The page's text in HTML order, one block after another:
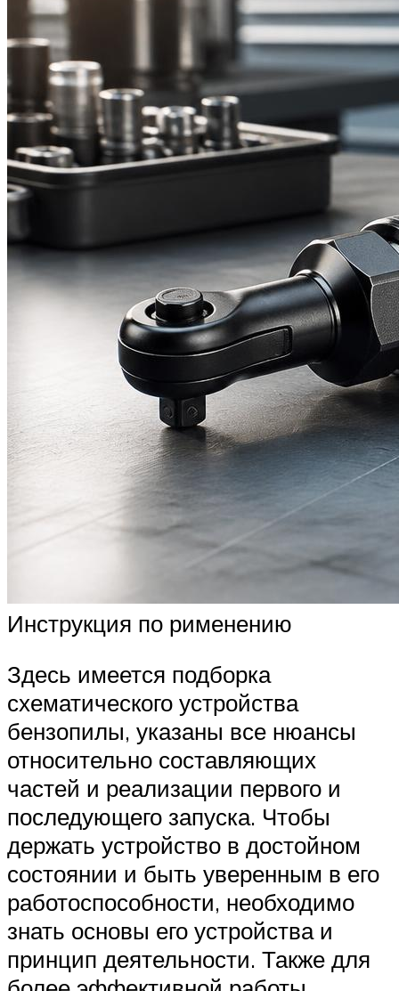
Инструкция по рименению
Здесь имеется подборка
схематического устройства
бензопилы, указаны все нюансы
относительно составляющих
частей и реализации первого и
последующего запуска. Чтобы
держать устройство в достойном
состоянии и быть уверенным в его
работоспособности, необходимо
знать основы его устройства и
принцип деятельности. Также для